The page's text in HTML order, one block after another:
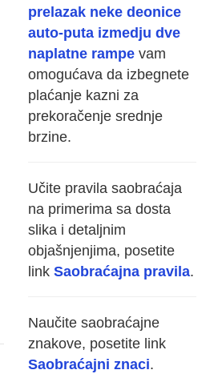
prelazak neke deonice
auto-puta izmedju dve
naplatne rampe vam
omogućava da izbegnete
plaćanje kazni za
prekoračenje srednje
brzine.
Učite pravila saobraćaja
na primerima sa dosta
slika i detaljnim
objašnjenjima, posetite
link Saobraćajna pravila.
Naučite saobraćajne
znakove, posetite link
Saobraćajni znaci.